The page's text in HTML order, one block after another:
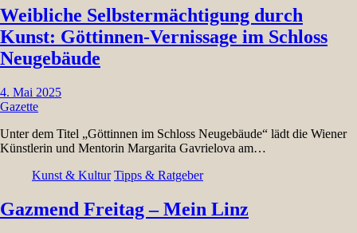
Weibliche Selbstermächtigung durch
Kunst: Göttinnen-Vernissage im Schloss
Neugebäude
4. Mai 2025
Gazette
Unter dem Titel „Göttinnen im Schloss Neugebäude“ lädt die Wiener
Künstlerin und Mentorin Margarita Gavrielova am…
Kunst & Kultur Tipps & Ratgeber
Gazmend Freitag – Mein Linz